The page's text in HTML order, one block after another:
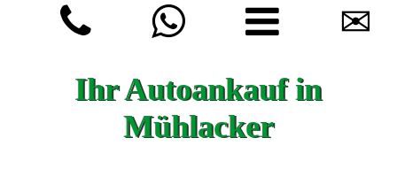
✉
Ihr Autoankauf in
Mühlacker